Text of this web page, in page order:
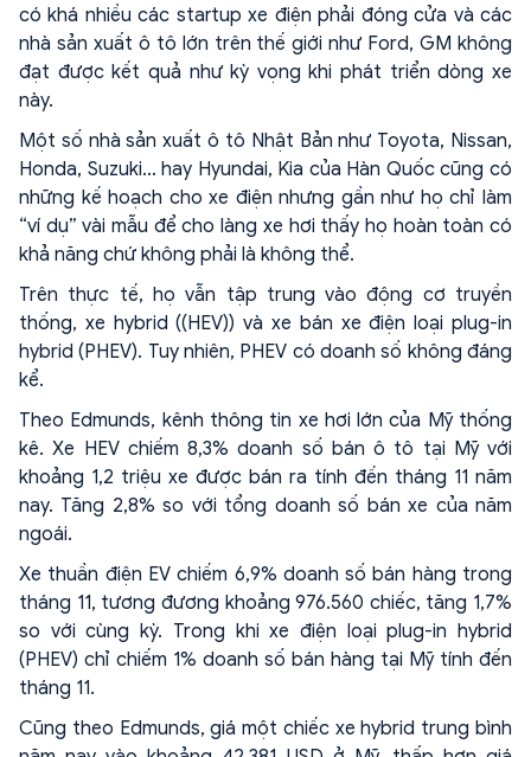
có khá nhiều các startup xe điện phải đóng cửa và các
nhà sản xuất ô tô lớn trên thế giới như Ford, GM không
đạt được kết quả như kỳ vọng khi phát triển dòng xe
này.
Một số nhà sản xuất ô tô Nhật Bản như Toyota, Nissan,
Honda, Suzuki... hay Hyundai, Kia của Hàn Quốc cũng có
những kế hoạch cho xe điện nhưng gần như họ chỉ làm
“ví dụ” vài mẫu để cho làng xe hơi thấy họ hoàn toàn có
khả năng chứ không phải là không thể.
Trên thực tế, họ vẫn tập trung vào động cơ truyền
thống, xe hybrid ((HEV)) và xe bán xe điện loại plug-in
hybrid (PHEV). Tuy nhiên, PHEV có doanh số không đáng
kể.
Theo Edmunds, kênh thông tin xe hơi lớn của Mỹ thống
kê. Xe HEV chiếm 8,3% doanh số bán ô tô tại Mỹ với
khoảng 1,2 triệu xe được bán ra tính đến tháng 11 năm
nay. Tăng 2,8% so với tổng doanh số bán xe của năm
ngoái.
Xe thuần điện EV chiếm 6,9% doanh số bán hàng trong
tháng 11, tương đương khoảng 976.560 chiếc, tăng 1,7%
so với cùng kỳ. Trong khi xe điện loại plug-in hybrid
(PHEV) chỉ chiếm 1% doanh số bán hàng tại Mỹ tính đến
tháng 11.
Cũng theo Edmunds, giá một chiếc xe hybrid trung bình